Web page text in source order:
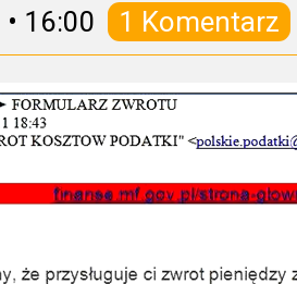
• 16:00 1 Komentarz